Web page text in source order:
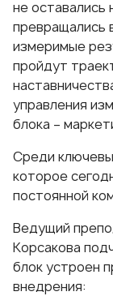
не оставались
превращались
измеримые
пройдут
управления
блока –
Среди
которое
постоянной
Ведущий
Корсакова
блок устроен
внедрения: